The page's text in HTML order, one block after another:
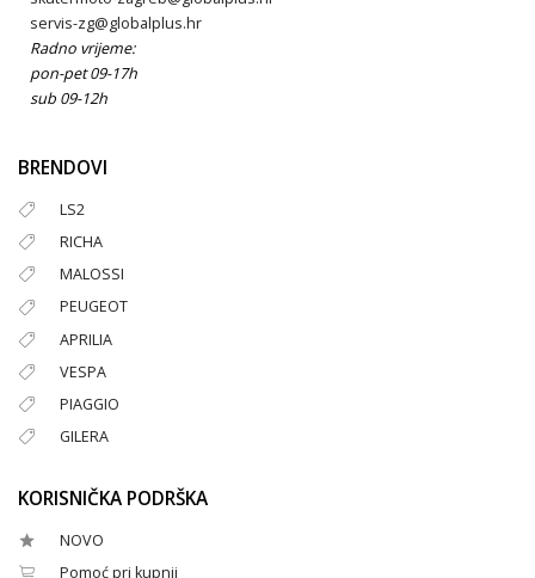
servis-zg@globalplus.hr
Radno vrijeme:
pon-pet 09-17h
sub 09-12h
BRENDOVI
LS2
RICHA
MALOSSI
PEUGEOT
APRILIA
VESPA
PIAGGIO
GILERA
KORISNIČKA PODRŠKA
NOVO
Pomoć pri kupnji